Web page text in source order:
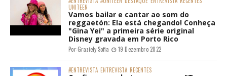
UNITEEN
Vamos bailar e cantar ao som do
reggaetón: Ela está chegando! Conheça
"Gina Yei" a primeira série original
Disney gravada em Porto Rico
Por:Graziely Sofia 19 Dezembro 2022
#ENTREVISTA ENTREVISTA RECENTES